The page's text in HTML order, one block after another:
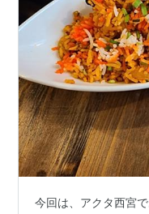
今回は、アクタ西宮